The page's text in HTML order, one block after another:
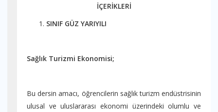
İÇERİKLERİ
SINIF GÜZ YARIYILI
Sağlık Turizmi Ekonomisi;
Bu dersin amacı, öğrencilerin sağlık turizm endüstrisinin
ulusal ve uluslararası ekonomi üzerindeki olumlu ve